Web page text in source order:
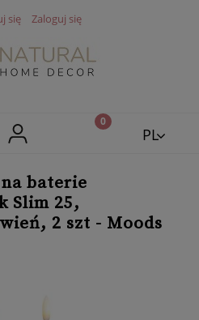
się Zaloguj się
PL
baterie
Slim 25,
2 szt - Moods